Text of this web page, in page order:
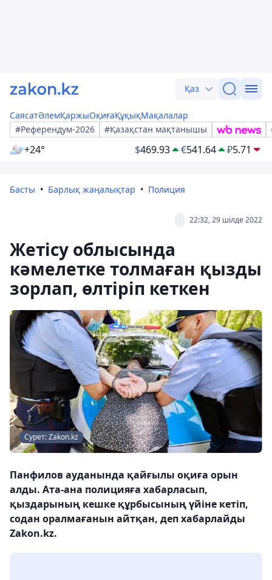
Қаз
СаясатӘлемҚаржыОқиғаҚұқықМақалалар
#Референдум-2026
#Қазақстан мақтанышы
+24° $469.93 €541.64 ₽5.71
Басты Барлық жаңалықтар Полиция
22:32, 29 шілде 2022
Жетісу облысында
кәмелетке толмаған қызды
зорлап, өлтіріп кеткен
Сурет: Zakon.kz
Панфилов ауданында қайғылы оқиға орын
алды. Ата-ана полицияға хабарласып,
қыздарының кешке құрбысының үйіне кетіп,
содан оралмағанын айтқан, деп хабарлайды
Zakon.kz.